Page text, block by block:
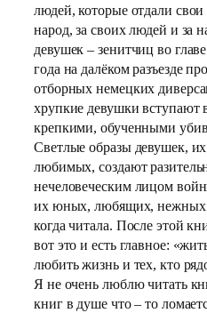
людей, которые отдали
народ, за своих людей и за
девушек – зенитчиц во
года на далёком разъезде
отборных немецких
хрупкие девушки вступают
крепкими, обученными
Светлые образы девушек,
любимых, создают
нечеловеческим лицом
их юных, любящих,
когда читала. После этой
вот это и есть главное:
любить жизнь и тех, кто
Я не очень люблю читать
книг в душе что – то